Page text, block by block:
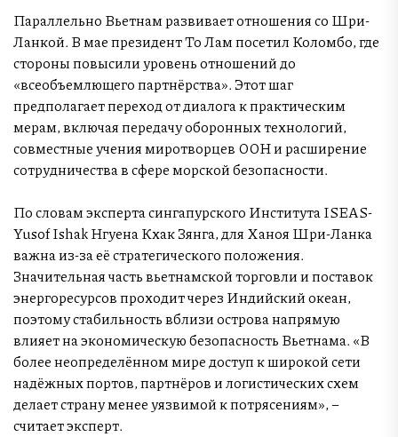
Параллельно Вьетнам развивает отношения со Шри-
Ланкой. В мае президент То Лам посетил Коломбо, где
стороны повысили уровень отношений до
«всеобъемлющего партнёрства». Этот шаг
предполагает переход от диалога к практическим
мерам, включая передачу оборонных технологий,
совместные учения миротворцев ООН и расширение
сотрудничества в сфере морской безопасности.
По словам эксперта сингапурского Института ISEAS-
Yusof Ishak Нгуена Кхак Зянга, для Ханоя Шри-Ланка
важна из-за её стратегического положения.
Значительная часть вьетнамской торговли и поставок
энергоресурсов проходит через Индийский океан,
поэтому стабильность вблизи острова напрямую
влияет на экономическую безопасность Вьетнама. «В
более неопределённом мире доступ к широкой сети
надёжных портов, партнёров и логистических схем
делает страну менее уязвимой к потрясениям», –
считает эксперт.